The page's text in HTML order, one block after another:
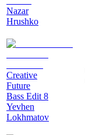
Nazar
Hrushko
Creative
Future
Bass Edit 8
Yevhen
Lokhmatov